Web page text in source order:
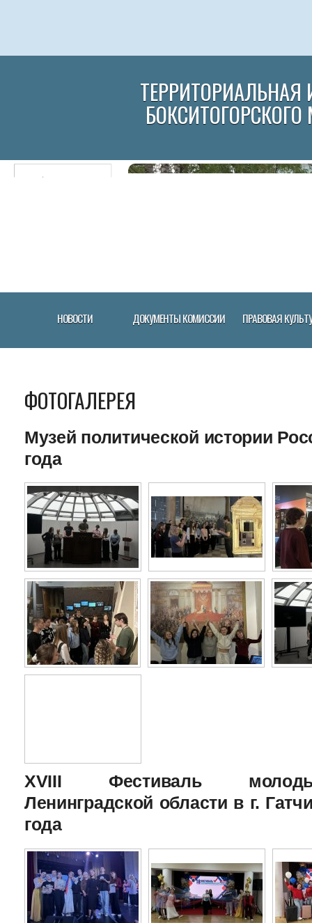
НОВОСТИ ДОКУМЕНТЫ КОМИССИИ ПРАВОВАЯ
ФОТОГАЛЕРЕЯ
Музей политической истории
года
XVIII Фестиваль
Ленинградской области в г.
года